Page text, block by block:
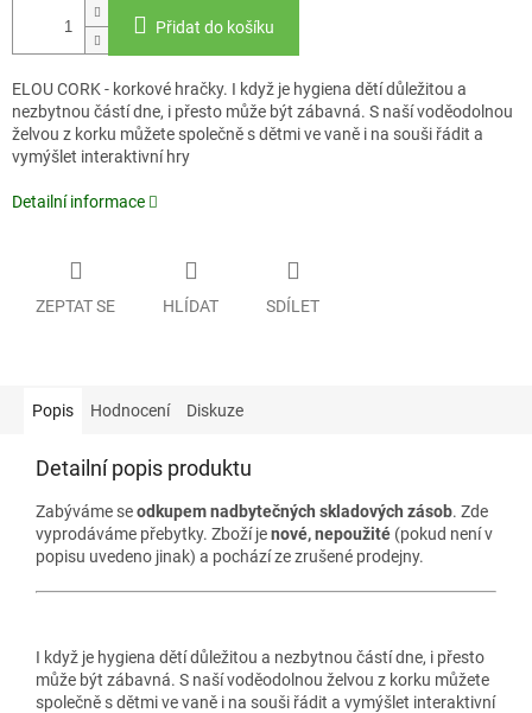
Přidat do košíku
ELOU CORK - korkové hračky. I když je hygiena dětí důležitou a
nezbytnou částí dne, i přesto může být zábavná. S naší voděodolnou
želvou z korku můžete společně s dětmi ve vaně i na souši řádit a
vymýšlet interaktivní hry
Detailní informace
ZEPTAT SE HLÍDAT SDÍLET
Popis Hodnocení Diskuze
Detailní popis produktu
Zabýváme seodkupem nadbytečných skladových zásob. Zde
vyprodáváme přebytky. Zboží jenové, nepoužité (pokud není v
popisu uvedeno jinak) a pochází ze zrušené prodejny.
I když je hygiena dětí důležitou a nezbytnou částí dne, i přesto
může být zábavná. S naší voděodolnou želvou z korku můžete
společně s dětmi ve vaně i na souši řádit a vymýšlet interaktivní